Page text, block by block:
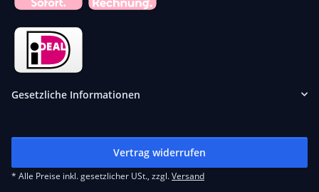
Gesetzliche Informationen
Vertrag widerrufen
* Alle Preise inkl. gesetzlicher USt., zzgl.Versand